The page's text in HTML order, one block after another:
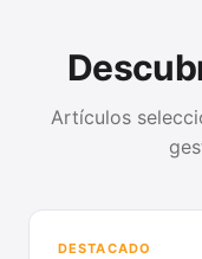
Artículos
DESTACADO